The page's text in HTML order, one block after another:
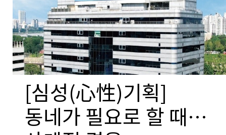
[심성(心性)기획]
동네가 필요로 할 때…